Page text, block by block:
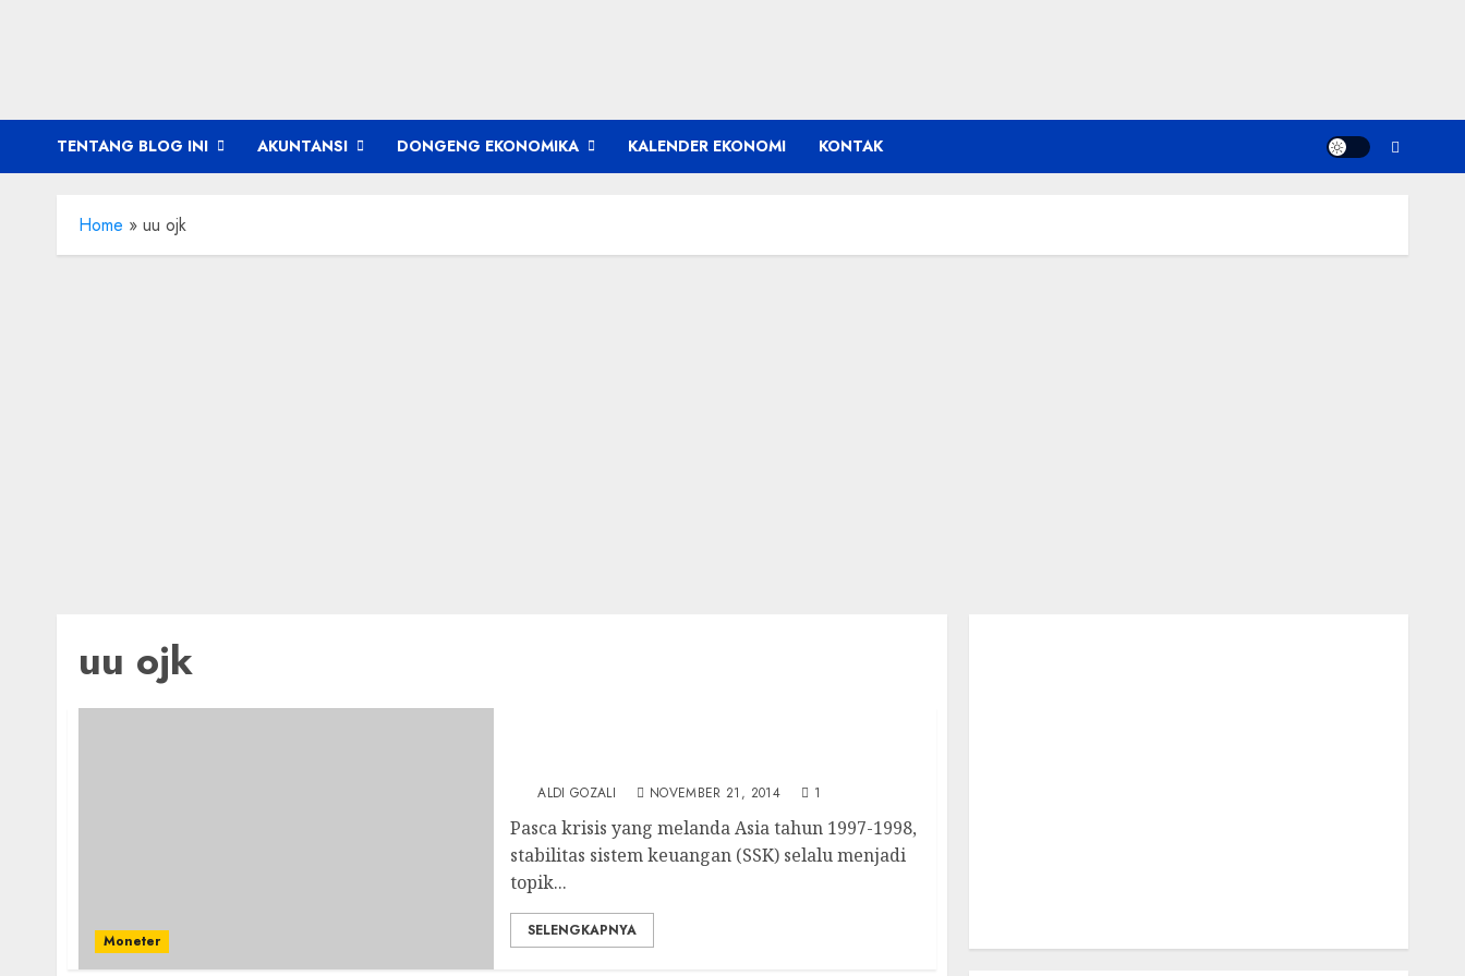
TENTANG BLOG INI AKUNTANSI DONGENG EKONOMIKA KALENDER EKONOMI KONTAK
Home » uu ojk
uu ojk
Moneter
ALDI GOZALI NOVEMBER 21, 2014 1
Pasca krisis yang melanda Asia tahun 1997-1998,
stabilitas sistem keuangan (SSK) selalu menjadi
topik...
SELENGKAPNYA